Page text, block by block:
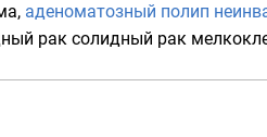
, аденоматозный полип
рак солидный рак